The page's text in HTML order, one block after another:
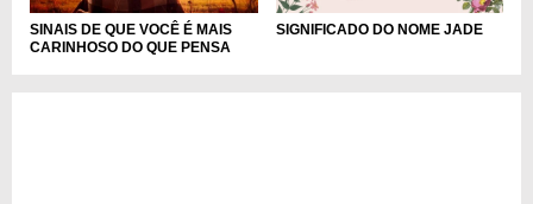
SINAIS DE QUE VOCÊ É MAIS
CARINHOSO DO QUE PENSA
SIGNIFICADO DO NOME JADE